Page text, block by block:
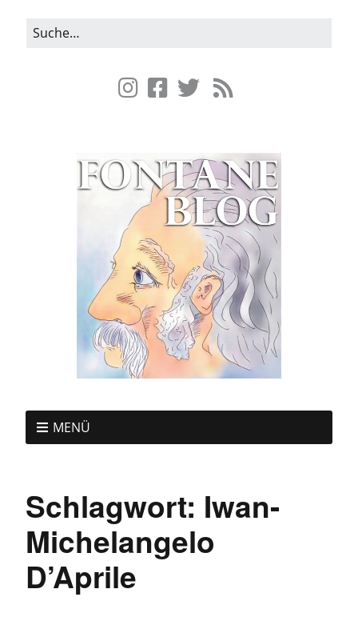
MENÜ
Schlagwort: Iwan-
Michelangelo
D’Aprile